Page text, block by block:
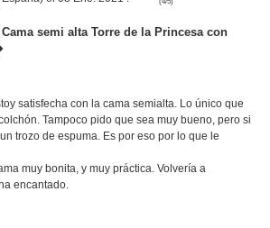
Cama semi alta Torre de la Princesa con
satisfecha con la cama semialta. Lo único que
Tampoco pido que sea muy bueno, pero si
trozo de espuma. Es por eso por lo que le
muy bonita, y muy práctica. Volvería a
encantado.